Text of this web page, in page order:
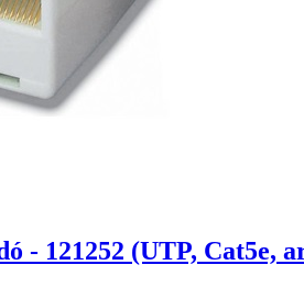
- 121252 (UTP, Cat5e,